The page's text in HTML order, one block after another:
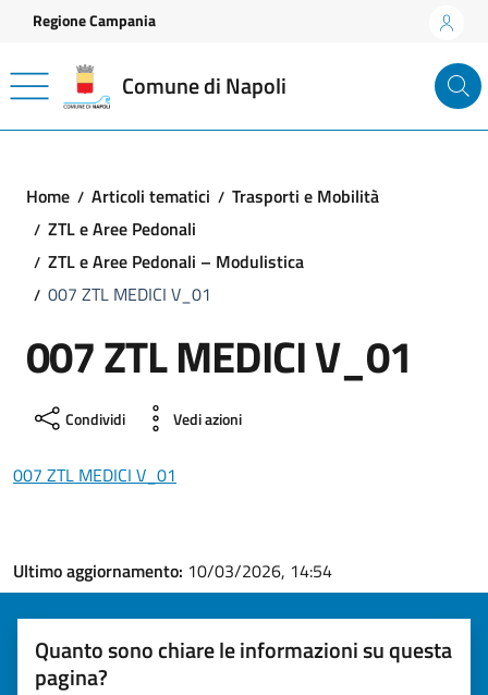
Vai ai contenuti
Vai al footer
Regione Campania
Comune di Napoli
Home Articoli tematici
Trasporti e Mobilità
ZTL e Aree Pedonali
ZTL e Aree Pedonali – Modulistica
007 ZTL MEDICI V_01
007 ZTL MEDICI V_01
Condividi Vedi azioni
007 ZTL MEDICI V_01
Ultimo aggiornamento: 10/03/2026, 14:54
Quanto sono chiare le informazioni su questa
pagina?